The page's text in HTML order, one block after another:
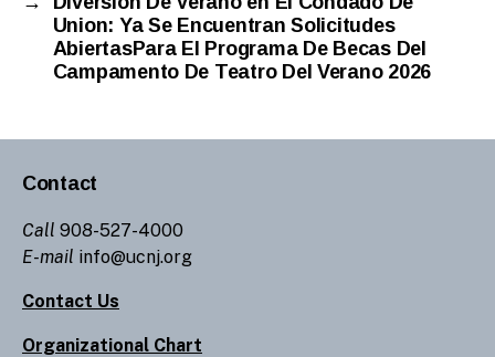
Union: Ya Se Encuentran Solicitudes
AbiertasPara El Programa De Becas Del
Campamento De Teatro Del Verano 2026
Contact
Call 908-527-4000
E-mail info@ucnj.org
Contact Us
Organizational Chart